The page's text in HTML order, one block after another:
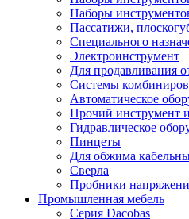
Наборы
Пассатижи,
Специального
Электроинструмент
Для продавливания
Системы
Автоматическое
Прочий инструмент
Гидравлическое
Пинцеты
Для обжима
Сверла
Пробники
Промышленная мебель
Серия Dacobas